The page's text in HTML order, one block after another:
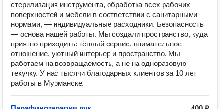
стерилизация инструмента, обработка всех рабочих
поверхностей и мебели в соответствии с санитарными
нормами, — индивидуальные расходники. Безопасность
— основа нашей работы. Мы создали пространство, куда
приятно приходить: тёплый сервис, внимательное
отношение, уютный интерьер и пространство. Мы
работаем на возвращаемость, а не на одноразовую
текучку. У нас тысячи благодарных клиентов за 10 лет
работы в Мурманске.